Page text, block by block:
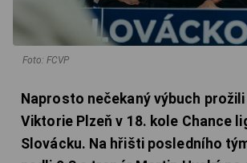
Foto: FCVP
Naprosto nečekaný výbuch
Viktorie Plzeň v 18. kole Chance
Slovácku. Na hřišti posledního